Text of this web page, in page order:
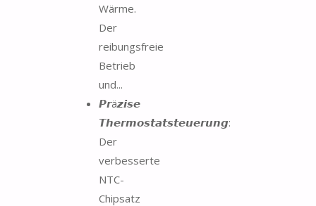
Wärme.
Der
reibungsfreie
Betrieb
und...
𝙋𝙧ä𝙯𝙞𝙨𝙚
𝙏𝙝𝙚𝙧𝙢𝙤𝙨𝙩𝙖𝙩𝙨𝙩𝙚𝙪𝙚𝙧𝙪𝙣𝙜:
Der
verbesserte
NTC-
Chipsatz